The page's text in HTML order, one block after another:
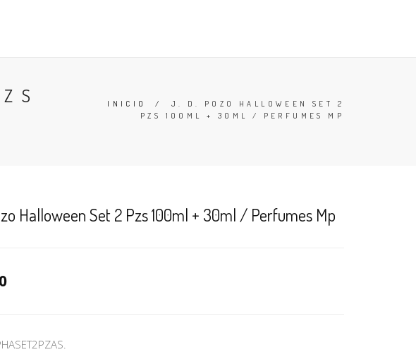
INICIO / J. D. POZO HALLOWEEN SET 2
PZS 100ML + 30ML / PERFUMES MP
Halloween Set 2 Pzs 100ml + 30ml / Perfumes Mp